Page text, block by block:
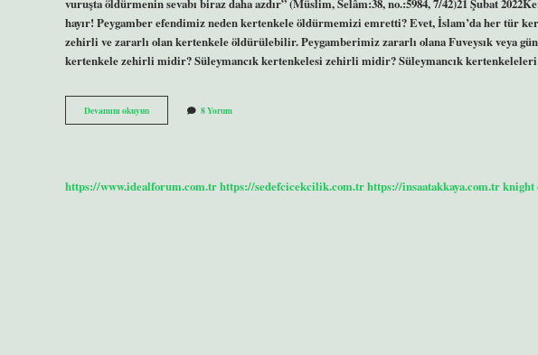
hayır! Peygamber efendimiz neden kertenkele öldürmemizi emretti? Evet, İslam’da her tür
zehirli ve zararlı olan kertenkele öldürülebilir. Peygamberimiz zararlı olana Fuveysık veya
kertenkele zehirli midir? Süleymancık kertenkelesi zehirli midir? Süleymancık
Devamını okuyunHangi
Kertenkeleyi
8 Yorum
https://www.idealforum.com.trhttps://sedefcicekcilik.com.trhttps://insaatakkaya.com.trknight